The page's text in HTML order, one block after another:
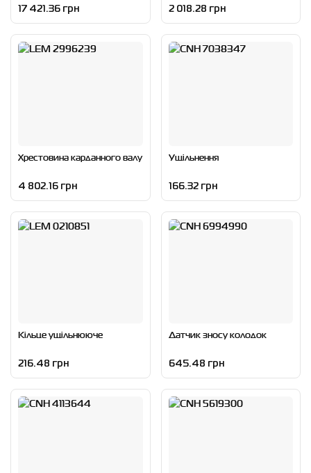
17 421.36 грн 2 018.28 грн
Хрестовина карданного валу
4 802.16 грн
Ущільнення
166.32 грн
Кільце ущільнююче
216.48 грн
Датчик зносу колодок
645.48 грн